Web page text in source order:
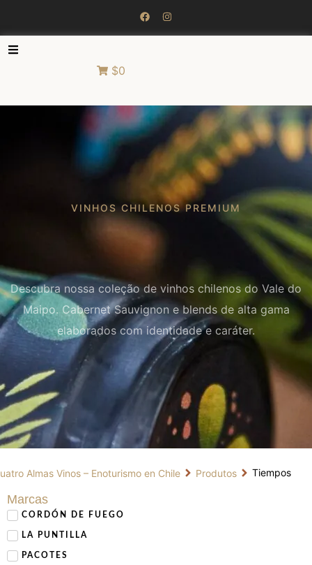
$0
VINHOS CHILENOS PREMIUM
Descubra nossa coleção de vinhos chilenos do Vale do
Maipo. Cabernet Sauvignon e blends de alta gama
elaborados com identidade e caráter.
Almas Vinos – Enoturismo en Chile Produtos Tiempos
Marcas
CORDÓN DE FUEGO
LA PUNTILLA
PACOTES